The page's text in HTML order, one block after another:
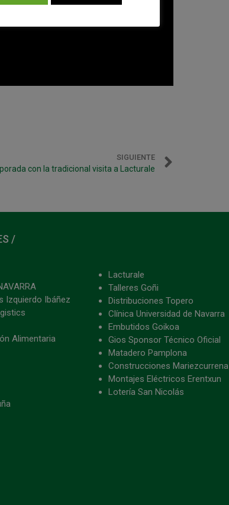
SIGUIENTE
con la tradicional visita a Lacturale
/
Izquierdo Ibáñez
Alimentaria
Lacturale
Talleres Goñi
Distribuciones Topero
Clínica Universidad de Navarra
Embutidos Goikoa
Gios Sponsor Técnico Oficial
Matadero Pamplona
Construcciones Mariezcurrena
Montajes Eléctricos Erentxun
Lotería San Nicolás